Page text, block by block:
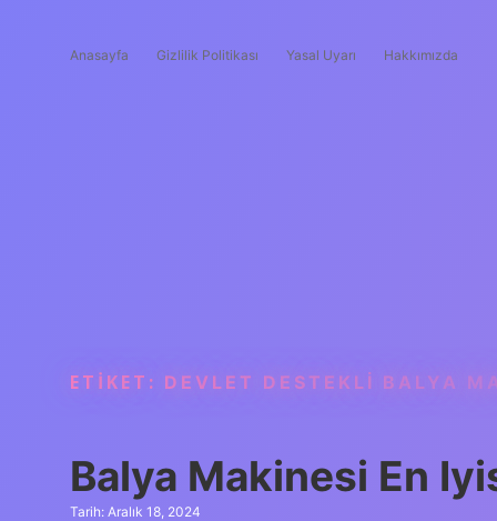
Anasayfa Gizlilik Politikası Yasal Uyarı Hakkımızda
ETIKET: DEVLET DESTEKLI BALYA
Balya Makinesi En
Tarih: Aralık 18, 2024